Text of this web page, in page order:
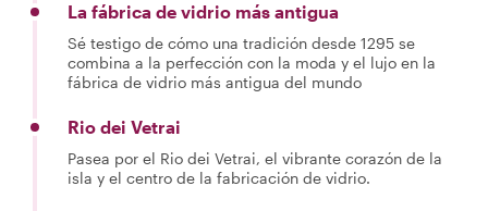
La fábrica de vidrio más antigua
Sé testigo de cómo una tradición desde 1295 se
combina a la perfección con la moda y el lujo en la
fábrica de vidrio más antigua del mundo
Rio dei Vetrai
Pasea por el Rio dei Vetrai, el vibrante corazón de la
isla y el centro de la fabricación de vidrio.